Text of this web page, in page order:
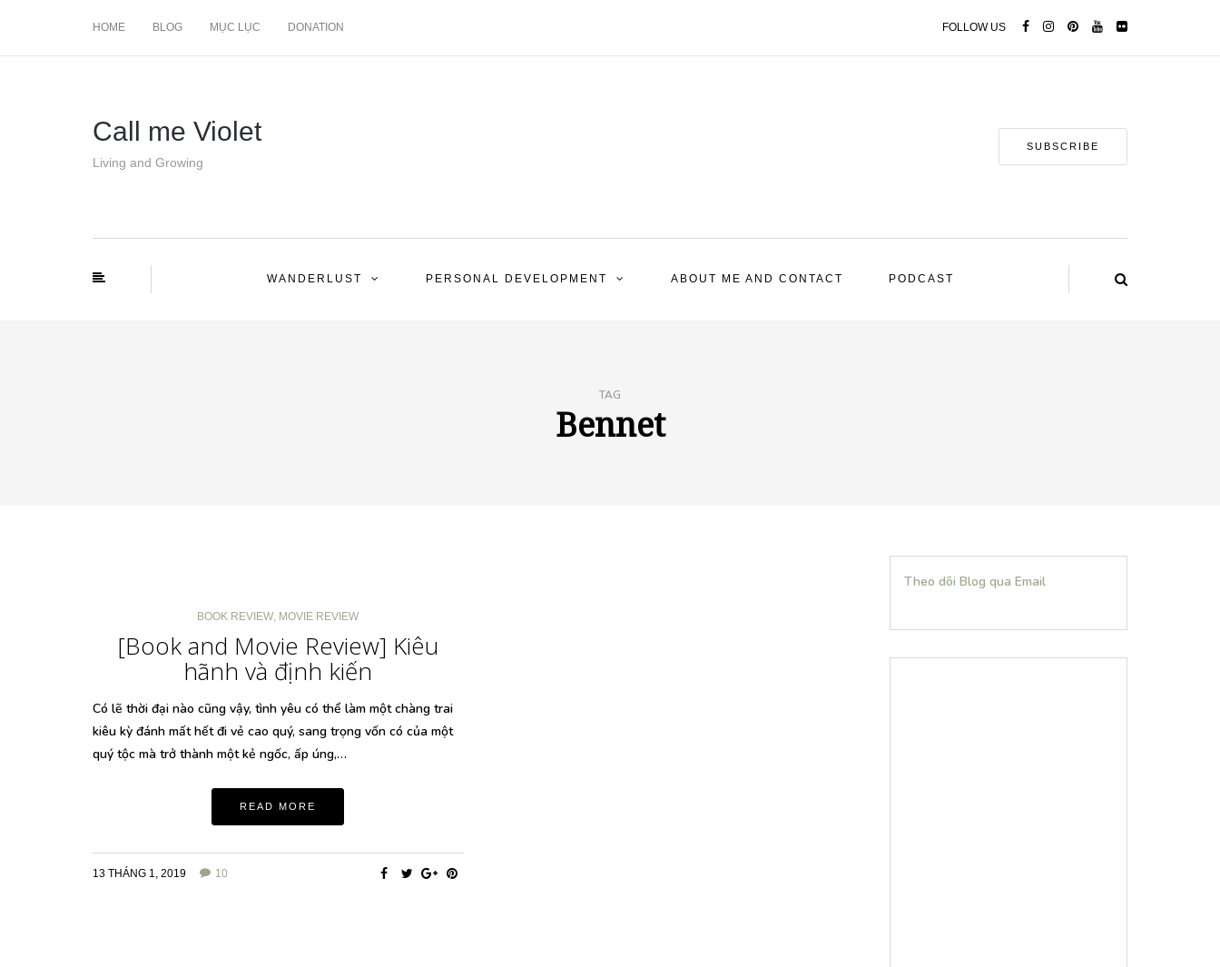
HOME BLOG MỤC LỤC DONATION FOLLOW US
Call me Violet
Living and Growing
SUBSCRIBE
WANDERLUST PERSONAL DEVELOPMENT ABOUT ME AND CONTACT PODCAST
TAG
Bennet
BOOK REVIEW, MOVIE REVIEW
[Book and Movie Review] Kiêu
hãnh và định kiến
Có lẽ thời đại nào cũng vậy, tình yêu có thể làm một chàng trai
kiêu kỳ đánh mất hết đi vẻ cao quý, sang trọng vốn có của một
quý tộc mà trở thành một kẻ ngốc, ấp úng,…
READ MORE
13 THÁNG 1, 2019 10
Theo dõi Blog qua Email